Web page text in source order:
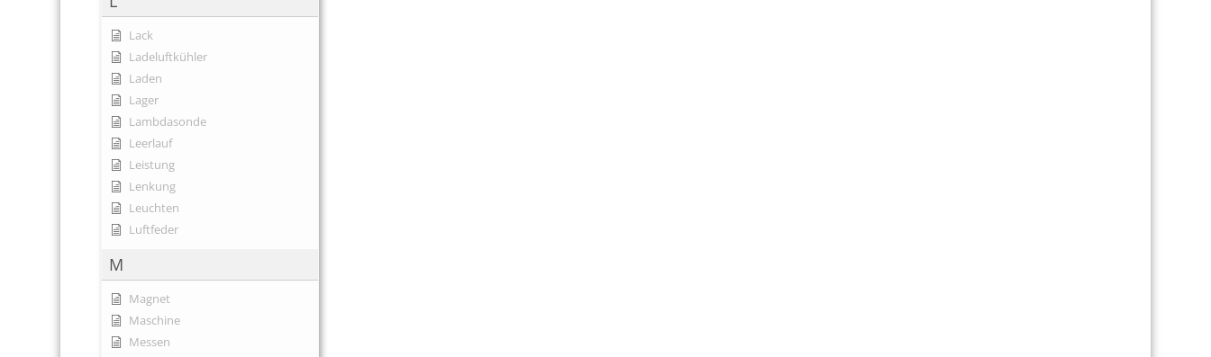
Lack
Ladeluftkühler
Laden
Lager
Lambdasonde
Leerlauf
Leistung
Lenkung
Leuchten
Luftfeder
M
Magnet
Maschine
Messen